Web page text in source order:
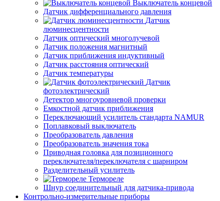
Выключатель концевой
Датчик дифференциального давления
Датчик
люминесцентности
Датчик оптический многолучевой
Датчик положения магнитный
Датчик приближения индуктивный
Датчик расстояния оптический
Датчик температуры
Датчик
фотоэлектрический
Детектор многоуровневой проверки
Емкостной датчик приближения
Переключающий усилитель стандарта NAMUR
Поплавковый выключатель
Преобразователь давления
Преобразователь значения тока
Приводная головка для позиционного
переключателя/переключателя с шарниром
Разделительный усилитель
Термореле
Шнур соединительный для датчика-привода
Контрольно-измерительные приборы